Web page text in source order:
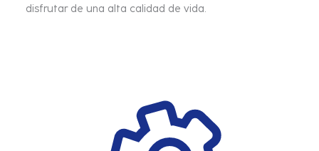
disfrutar de una alta calidad de vida.